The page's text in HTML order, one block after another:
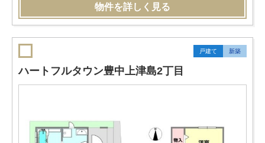
物件を詳しく見る
戸建て 新築
ハートフルタウン豊中上津島2丁目